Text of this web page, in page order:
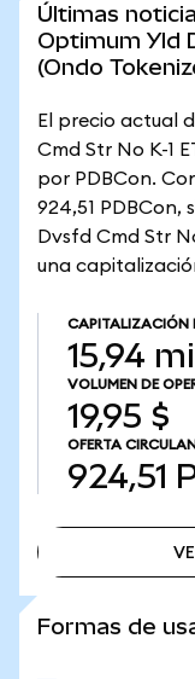
Últimas
Optimum Yld
(Ondo
El precio actual
Cmd Str No K-1
por PDBCon.
924,51 PDBCon,
Dvsfd Cmd Str
una
CAPITALIZACIÓN
15,94
VOLUMEN DE
19,95 $
OFERTA
924,51
Formas de